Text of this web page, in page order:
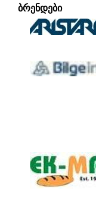
ᲑᲠᲔᲜᲓᲔᲑᲘ